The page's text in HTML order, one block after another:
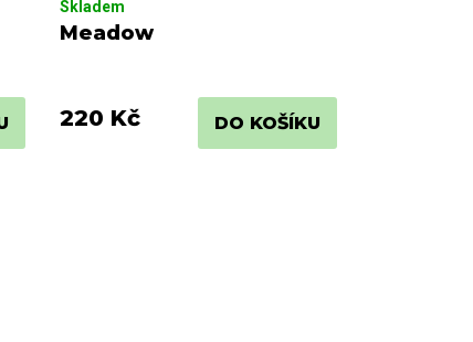
Meadow
Skladem
220 Kč DO KOŠÍKU